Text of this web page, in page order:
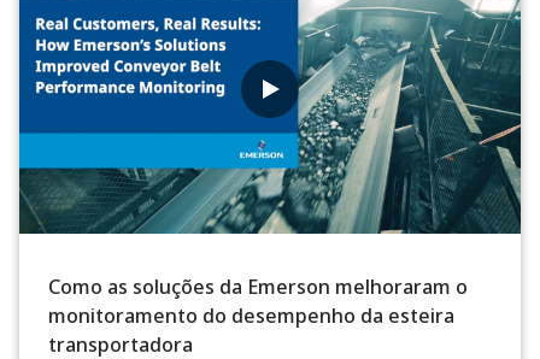
Como as soluções da Emerson melhoraram o
monitoramento do desempenho da esteira
transportadora